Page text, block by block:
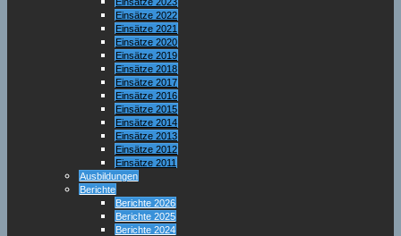
Einsätze 2022
Einsätze 2021
Einsätze 2020
Einsätze 2019
Einsätze 2018
Einsätze 2017
Einsätze 2016
Einsätze 2015
Einsätze 2014
Einsätze 2013
Einsätze 2012
Einsätze 2011
Ausbildungen
Berichte
Berichte 2026
Berichte 2025
Berichte 2024